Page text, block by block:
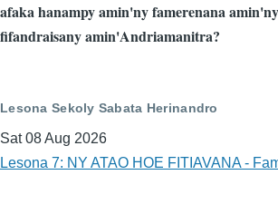
afaka hanampy amin'ny famerenana
fifandraisany amin'Andriamanitra?
Lesona Sekoly Sabata Herinandro
Sat 08 Aug 2026
Lesona 7: NY ATAO HOE FITIAVANA -